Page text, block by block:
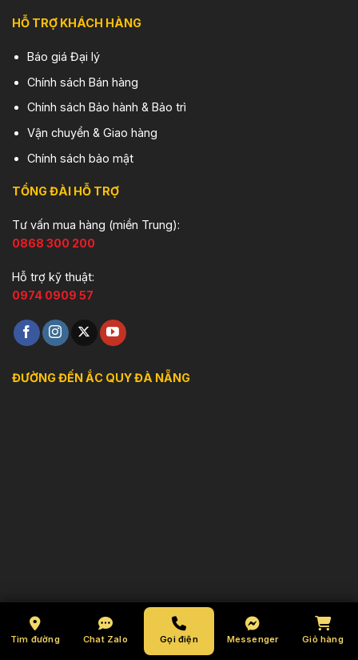
HỖ TRỢ KHÁCH HÀNG
Báo giá Đại lý
Chính sách Bán hàng
Chính sách Bảo hành & Bảo trì
Vận chuyển & Giao hàng
Chính sách bảo mật
TỔNG ĐÀI HỖ TRỢ
Tư vấn mua hàng (miền Trung):
0868 300 200
Hỗ trợ kỹ thuật:
0974 0909 57
ĐƯỜNG ĐẾN ẮC QUY ĐÀ NẴNG
FANPAGE ẮC QUY ĐÀ NẴNG
Tìm đường Chat Zalo Gọi điện Messenger Giỏ hàng